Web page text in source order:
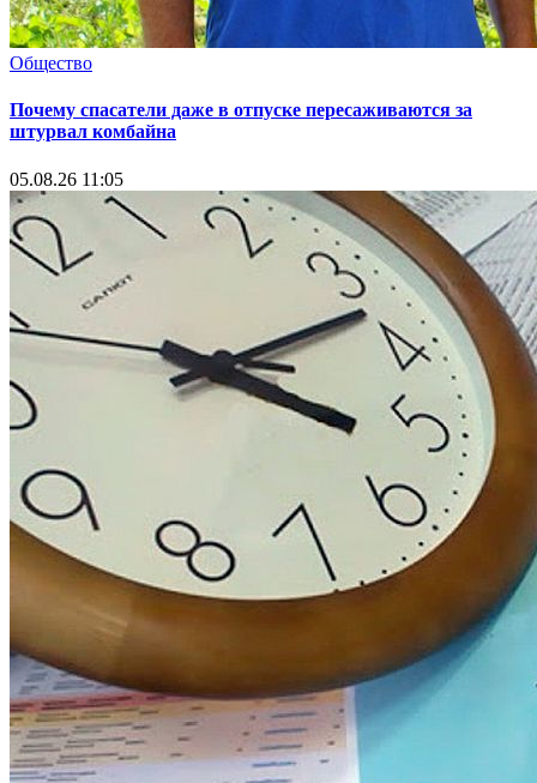
Общество
Почему спасатели даже в отпуске пересаживаются за
штурвал комбайна
05.08.26 11:05